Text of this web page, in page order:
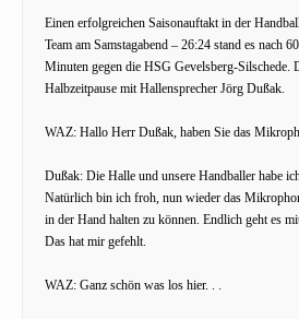
Einen erfolgreichen Saisonauftakt in der
Team am Samstagabend – 26:24 stand es nach
Minuten gegen die HSG Gevelsberg-Silschede.
Halbzeitpause mit Hallensprecher Jörg Dußak.
WAZ: Hallo Herr Dußak, haben Sie das
Dußak: Die Halle und unsere Handballer habe
Natürlich bin ich froh, nun wieder das
in der Hand halten zu können. Endlich geht es
Das hat mir gefehlt.
WAZ: Ganz schön was los hier. . .